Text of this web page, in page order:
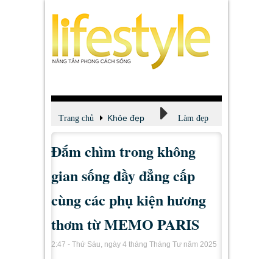
Trang chủ Khỏe đẹp Làm đẹp
Đắm chìm trong không
gian sống đầy đẳng cấp
cùng các phụ kiện hương
thơm từ MEMO PARIS
2:47 - Thứ Sáu, ngày 4 tháng Tháng Tư năm 2025